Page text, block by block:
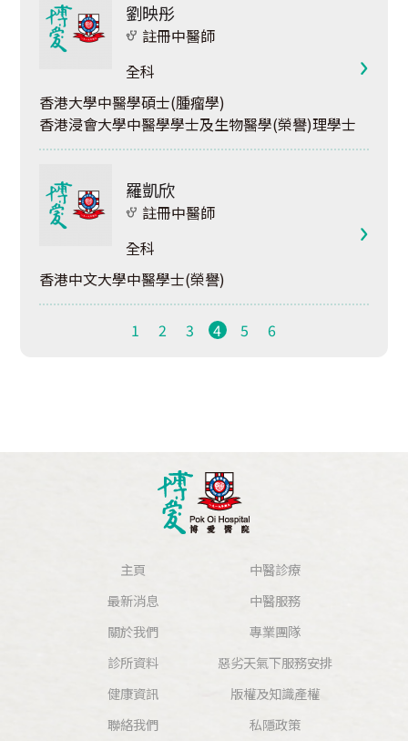
劉映彤
註冊中醫師
全科
香港大學中醫學碩士(腫瘤學)
香港浸會大學中醫學學士及生物醫學(榮譽)理學士
羅凱欣
註冊中醫師
全科
香港中文大學中醫學士(榮譽)
1 2 3 4 5 6
主頁
最新消息
關於我們
中醫診療
中醫服務
專業團隊
診所資料
健康資訊
聯絡我們
惡劣天氣下服務安排
版權及知識產權
私隱政策